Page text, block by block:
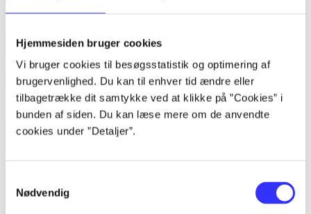
Hjemmesiden bruger cookies
Vi bruger cookies til besøgsstatistik og optimering af
brugervenlighed. Du kan til enhver tid ændre eller
tilbagetrække dit samtykke ved at klikke på ”Cookies” i
bunden af siden. Du kan læse mere om de anvendte
cookies under ”Detaljer”.
Nødvendig
Telltale Games
Anmeldelser (5)
Bibliotekernes vurdering